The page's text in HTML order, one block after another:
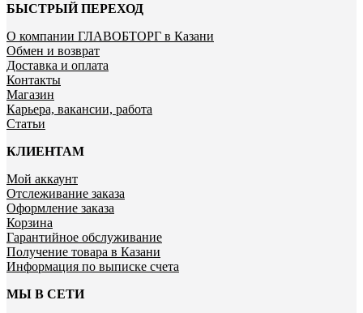
БЫСТРЫЙ ПЕРЕХОД
О компании ГЛАВОБТОРГ в Казани
Обмен и возврат
Доставка и оплата
Контакты
Магазин
Карьера, вакансии, работа
Статьи
КЛИЕНТАМ
Мой аккаунт
Отслеживание заказа
Оформление заказа
Корзина
Гарантийное обслуживание
Получение товара в Казани
Информация по выписке счета
МЫ В СЕТИ